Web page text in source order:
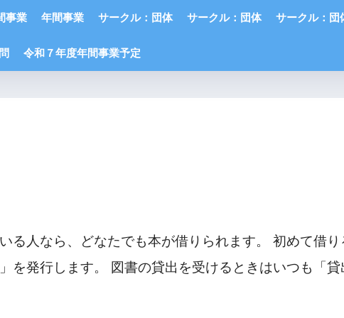
事業 年間事業 サークル：団体 サークル：団体 サークル：団
令和７年度年間事業予定
る人なら、どなたでも本が借りられます。 初めて借
を発行します。 図書の貸出を受けるときはいつも「貸